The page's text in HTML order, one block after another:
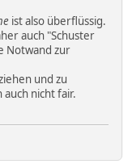
ist also überflüssig.
auch "Schuster
Notwand zur
und zu
nicht fair.